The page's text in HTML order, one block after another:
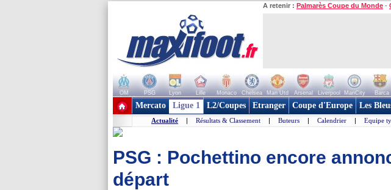
A retenir : Palmarès Coupe du Monde -
OM PSG Lyon Lille Monaco Chelsea Man Utd Arsenal Liverpool ManCity Barca
+ de clubs
Mercato Ligue 1 L2/Coupes Etranger Coupe d'Europe Les
Actualité | Résultats & Classement | Buteurs | Calendrier | Equipe
PSG : Pochettino encore
départ